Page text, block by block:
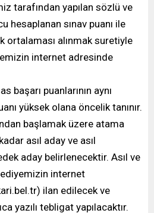
tarafından yapılan sözlü ve
hesaplanan sınav puanı ile
ortalaması alınmak suretiyle
internet adresinde
başarı puanlarının aynı
yüksek olana öncelik tanınır.
başlamak üzere atama
asıl aday ve asıl
aday belirlenecektir. Asıl ve
internet
ilan edilecek ve
yazılı tebligat yapılacaktır.